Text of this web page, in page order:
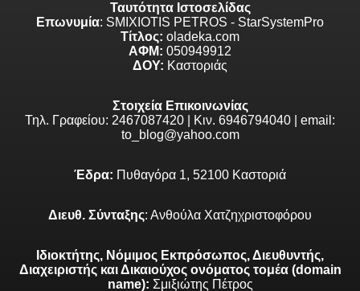
Ταυτότητα Ιστοσελίδας
Επωνυμία: SMIXIOTIS PETROS - StarSystemPro
Τίτλος: oladeka.com
ΑΦΜ: 050949912
ΔΟΥ: Καστοριάς
Στοιχεία Επικοινωνίας
Τηλ. Γραφείου: 2467087420 | Κιν. 6946794040 | email:
to_blog@yahoo.com
Έδρα: Πυθαγόρα 1, 52100 Καστοριά
Διευθ. Σύνταξης: Ανθούλα Χατζηχριστοφόρου
Ιδιοκτήτης, Νόμιμος Εκπρόσωπος, Διευθυντής,
Διαχειριστής και Δικαιούχος ονόματος τομέα (domain
name): Σμιξιώτης Πέτρος